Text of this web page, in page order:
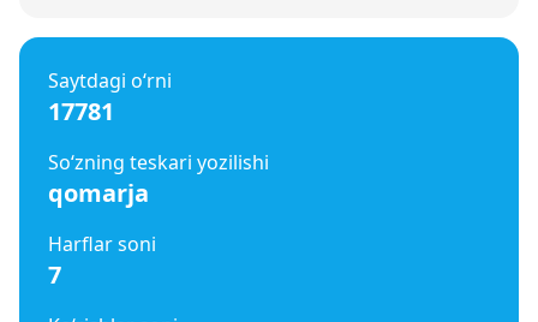
Saytdagi o‘rni
17781
So‘zning teskari yozilishi
qomarja
Harflar soni
7